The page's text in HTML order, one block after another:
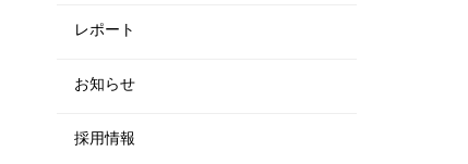
レポート
お知らせ
採用情報